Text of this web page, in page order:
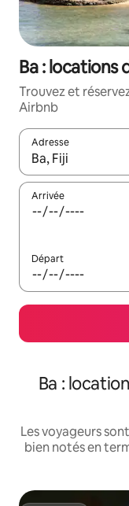
Ba : locations
Trouvez et
Airbnb
Adresse
Lorsque les
Arrivée
Départ
Ba :
Les voyageurs
bien notés en